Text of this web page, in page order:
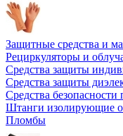
Защитные средства и
Рециркуляторы и
Средства защиты
Средства защиты
Средства
Штанги изолирующие
Пломбы